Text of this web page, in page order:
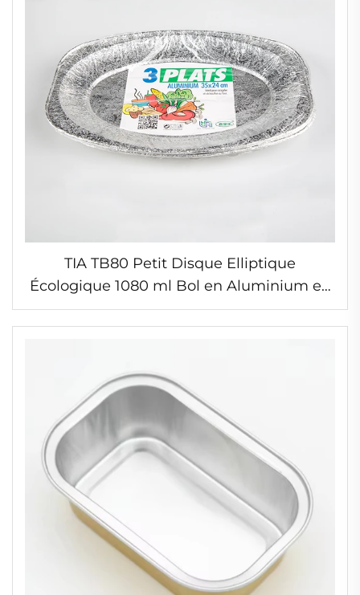
TIA TB80 Petit Disque Elliptique
Écologique 1080 ml Bol en Aluminium en
Forme de Coupe Bol en Feuille Étanche